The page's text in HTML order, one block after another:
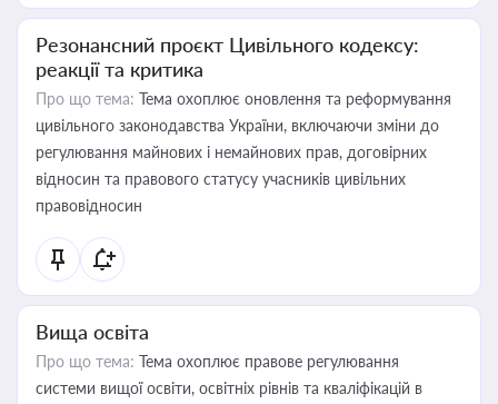
Резонансний проєкт Цивільного кодексу:
реакції та критика
Про що тема: Тема охоплює оновлення та реформування
цивільного законодавства України, включаючи зміни до
регулювання майнових і немайнових прав, договірних
відносин та правового статусу учасників цивільних
правовідносин
Вища освіта
Про що тема: Тема охоплює правове регулювання
системи вищої освіти, освітніх рівнів та кваліфікацій в